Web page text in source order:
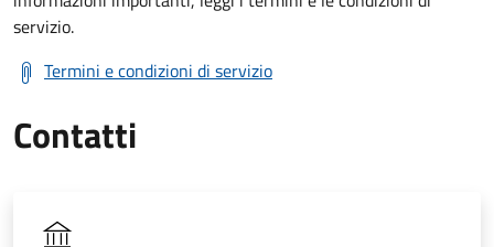
servizio.
Termini e condizioni di servizio
Contatti